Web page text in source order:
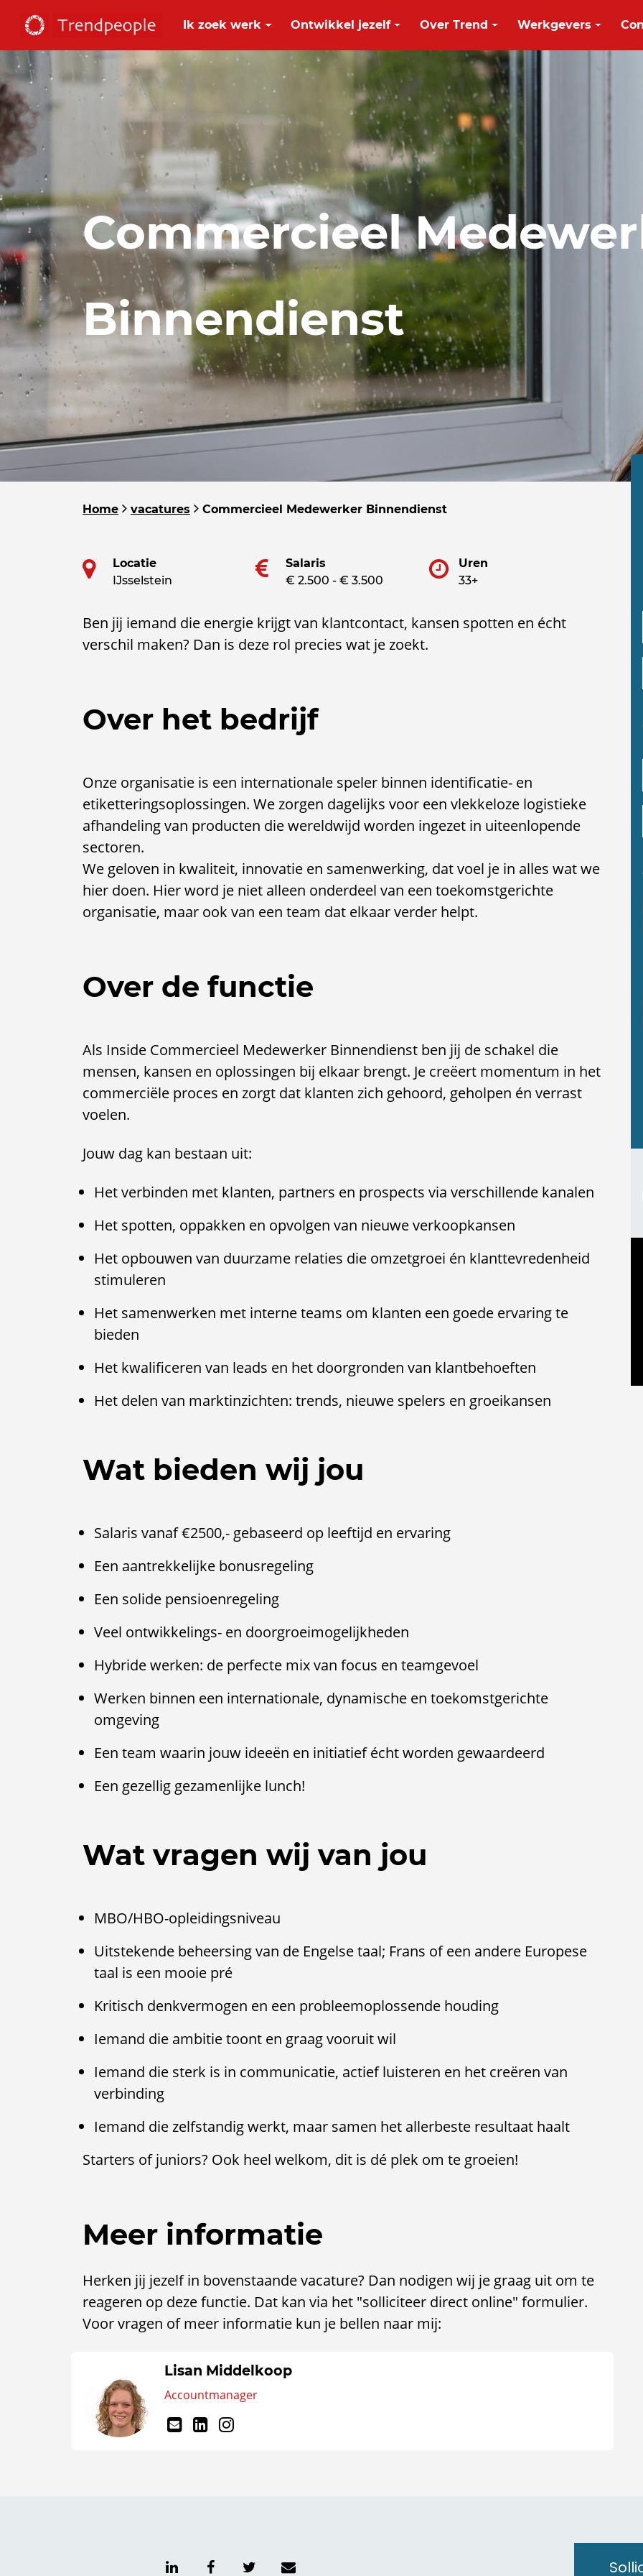
Ik zoek werk Ontwikkel jezelf Over Trend Werkgevers
Commercieel
Binnendienst
Home vacatures Commercieel Medewerker Binnendienst
Locatie
IJsselstein
Salaris
€ 2.500 - € 3.500
Uren
33+
Ben jij iemand die energie krijgt van klantcontact, kansen spotten en écht
verschil maken? Dan is deze rol precies wat je zoekt.
Over het bedrijf
Onze organisatie is een internationale speler binnen identificatie- en
etiketteringsoplossingen. We zorgen dagelijks voor een vlekkeloze logistieke
afhandeling van producten die wereldwijd worden ingezet in uiteenlopende
sectoren.
We geloven in kwaliteit, innovatie en samenwerking, dat voel je in alles wat we
hier doen. Hier word je niet alleen onderdeel van een toekomstgerichte
organisatie, maar ook van een team dat elkaar verder helpt.
Over de functie
Als Inside Commercieel Medewerker Binnendienst ben jij de schakel die
mensen, kansen en oplossingen bij elkaar brengt. Je creëert momentum in het
commerciële proces en zorgt dat klanten zich gehoord, geholpen én verrast
voelen.
Jouw dag kan bestaan uit:
Het verbinden met klanten, partners en prospects via verschillende kanalen
Het spotten, oppakken en opvolgen van nieuwe verkoopkansen
Het opbouwen van duurzame relaties die omzetgroei én klanttevredenheid
stimuleren
Het samenwerken met interne teams om klanten een goede ervaring te
bieden
Het kwalificeren van leads en het doorgronden van klantbehoeften
Het delen van marktinzichten: trends, nieuwe spelers en groeikansen
Wat bieden wij jou
Salaris vanaf €2500,- gebaseerd op leeftijd en ervaring
Een aantrekkelijke bonusregeling
Een solide pensioenregeling
Veel ontwikkelings- en doorgroeimogelijkheden
Hybride werken: de perfecte mix van focus en teamgevoel
Werken binnen een internationale, dynamische en toekomstgerichte
omgeving
Een team waarin jouw ideeën en initiatief écht worden gewaardeerd
Een gezellig gezamenlijke lunch!
Wat vragen wij van jou
MBO/HBO-opleidingsniveau
Uitstekende beheersing van de Engelse taal; Frans of een andere Europese
taal is een mooie pré
Kritisch denkvermogen en een probleemoplossende houding
Iemand die ambitie toont en graag vooruit wil
Iemand die sterk is in communicatie, actief luisteren en het creëren van
verbinding
Iemand die zelfstandig werkt, maar samen het allerbeste resultaat haalt
Starters of juniors? Ook heel welkom, dit is dé plek om te groeien!
Meer informatie
Herken jij jezelf in bovenstaande vacature? Dan nodigen wij je graag uit om te
reageren op deze functie. Dat kan via het "solliciteer direct online" formulier.
Voor vragen of meer informatie kun je bellen naar mij:
Lisan Middelkoop
Accountmanager